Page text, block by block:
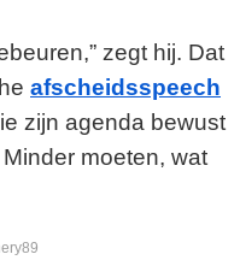
zegt hij. Dat
afscheidsspeech
zijn agenda bewust
moeten, wat